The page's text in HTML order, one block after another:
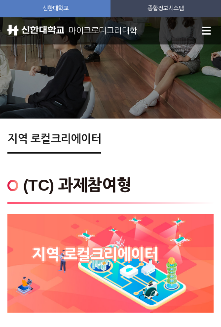
신한대학교 종합정보시스템
마이크로디그리대학
지역 로컬크리에이터
(TC) 과제참여형
지역 로컬크리에이터